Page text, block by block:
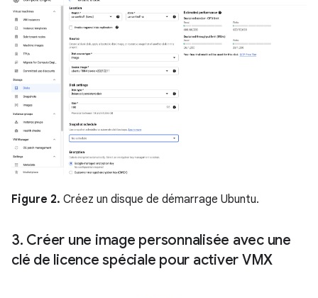
Figure 2. Créez un disque de démarrage Ubuntu.
3. Créer une image personnalisée avec une
clé de licence spéciale pour activer VMX